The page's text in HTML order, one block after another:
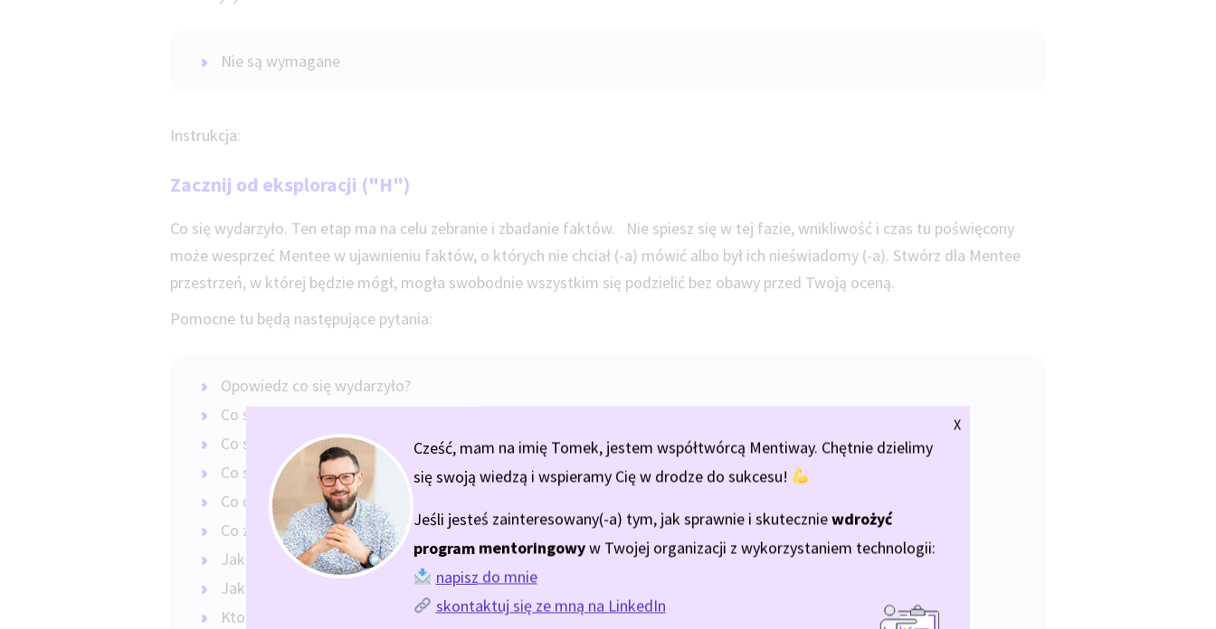
Nie są wymagane
Instrukcja:
Zacznij od eksploracji ("H")
Co się wydarzyło. Ten etap ma na celu zebranie i zbadanie faktów. Nie spiesz się w tej fazie, wnikliwość i czas tu poświęcony
może wesprzeć Mentee w ujawnieniu faktów, o których nie chciał (-a) mówić albo był ich nieświadomy (-a). Stwórz dla Mentee
przestrzeń, w której będzie mógł, mogła swobodnie wszystkim się podzielić bez obawy przed Twoją oceną.
Pomocne tu będą następujące pytania:
Opowiedz co się wydarzyło?
Co się stało?
Co się stało najpierw?
Co się potem wydarzyło?
Co dalej?
Co zrobiłeś (-aś) w tej sytuacji?
Jaki to przyniosło sutek?
Jak sądzisz, dlaczego tak się zachowałeś (-aś)?
Kto był w to zaangażowany?
Cześć, mam na imię Tomek, jestem współtwórcą Mentiway. Chętnie dzielimy
się swoją wiedzą i wspieramy Cię w drodze do sukcesu!
Jeśli jesteś zainteresowany(-a) tym, jak sprawnie i skuteczniewdrożyć
program mentoringowyw Twojej organizacji z wykorzystaniem technologii:
napisz do mnie
skontaktuj się ze mną na LinkedIn
X